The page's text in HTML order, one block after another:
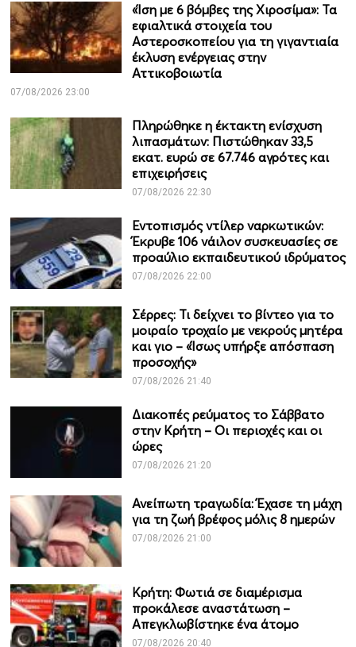
«Ίση με 6 βόμβες της Χιροσίμα»: Τα
εφιαλτικά στοιχεία του
Αστεροσκοπείου για τη γιγαντιαία
έκλυση ενέργειας στην
Αττικοβοιωτία
07/08/2026 23:00
Πληρώθηκε η έκτακτη ενίσχυση
λιπασμάτων: Πιστώθηκαν 33,5
εκατ. ευρώ σε 67.746 αγρότες και
επιχειρήσεις
07/08/2026 22:30
Εντοπισμός ντίλερ ναρκωτικών:
Έκρυβε 106 νάιλον συσκευασίες σε
προαύλιο εκπαιδευτικού ιδρύματος
07/08/2026 22:00
Σέρρες: Τι δείχνει το βίντεο για το
μοιραίο τροχαίο με νεκρούς μητέρα
και γιο – «Ίσως υπήρξε απόσπαση
προσοχής»
07/08/2026 21:40
Διακοπές ρεύματος το Σάββατο
στην Κρήτη – Οι περιοχές και οι
ώρες
07/08/2026 21:20
Ανείπωτη τραγωδία: Έχασε τη μάχη
για τη ζωή βρέφος μόλις 8 ημερών
07/08/2026 21:00
Κρήτη: Φωτιά σε διαμέρισμα
προκάλεσε αναστάτωση –
Απεγκλωβίστηκε ένα άτομο
07/08/2026 20:40